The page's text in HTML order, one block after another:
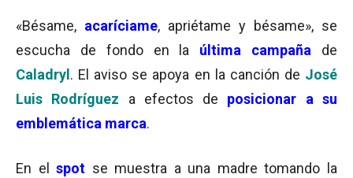
«Bésame, acaríciame, apriétame y bésame», se
escucha de fondo en la última campaña de
Caladryl . El aviso se apoya en la canción de José
Luis Rodríguez a efectos de posicionar a su
emblemática marca.
En elspot se muestra a una madre tomando la